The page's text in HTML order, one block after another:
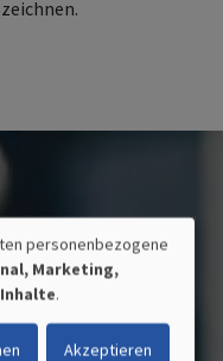
personenbezogene
Marketing,
.
Akzeptieren